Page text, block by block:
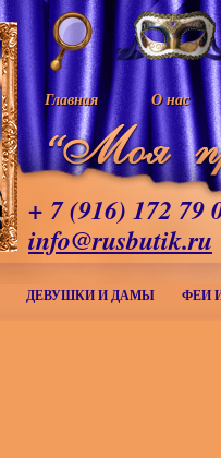
Главная О нас
+ 7 (916) 172 79
info@rusbutik.ru
ДЕВУШКИ И ДАМЫ ФЕИ